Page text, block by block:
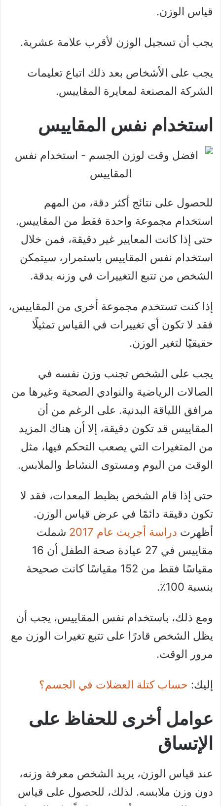
قياس الوزن.
يجب أن تسجيل الوزن لأقرب علامة عشرية.
يجب على الأشخاص بعد ذلك اتباع تعليمات
الشركة المصنعة لمعايرة المقاييس.
استخدام نفس المقاييس
للحصول على نتائج أكثر دقة، من المهم
استخدام مجموعة واحدة فقط من المقاييس.
حتى إذا كانت المعايير غير دقيقة، فمن خلال
استخدام نفس المقاييس باستمرار، سيتمكن
الشخص من تتبع التغييرات في وزنه بدقة.
إذا كنت تستخدم مجموعة أخرى من المقاييس،
فقد لا تكون أي تغييرات في القياس تمثيلًا
حقيقيًا لتغير الوزن.
يجب على الشخص تجنب وزن نفسه في
الصالات الرياضية والنوادي الصحية وغيرها من
مرافق اللياقة البدنية. على الرغم من أن
المقاييس قد تكون دقيقة، إلا أن هناك المزيد
من المتغيرات التي يصعب التحكم فيها، مثل
الوقت من اليوم ومستوى النشاط والملابس.
حتى إذا قام الشخص بظبط المعدات، فقد لا
تكون دقيقة دائمًا في عرض قياس الوزن.
أظهرت دراسة أجريت عام 2017
شملت
مقاييس في 27 عيادة صحة الطفل أن 16
مقياسًا فقط من 152 مقياسًا كانت صحيحة
بنسبة 100٪.
ومع ذلك، باستخدام نفس المقاييس، يجب أن
يظل الشخص قادرًا على تتبع تغيرات الوزن مع
مرور الوقت.
إليك: حساب كتلة العضلات في الجسم؟
عوامل أخرى للحفاظ على
الإتساق
عند قياس الوزن، يريد الشخص معرفة وزنه،
دون وزن ملابسه. لذلك، للحصول على قياس